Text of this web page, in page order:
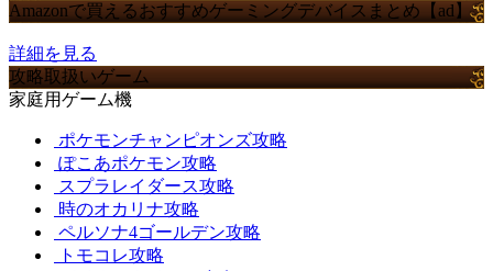
Amazonで買えるおすすめゲーミングデバイスまとめ【ad】
詳細を見る
攻略取扱いゲーム
家庭用ゲーム機
ポケモンチャンピオンズ攻略
ぽこあポケモン攻略
スプラレイダース攻略
時のオカリナ攻略
ペルソナ4ゴールデン攻略
トモコレ攻略